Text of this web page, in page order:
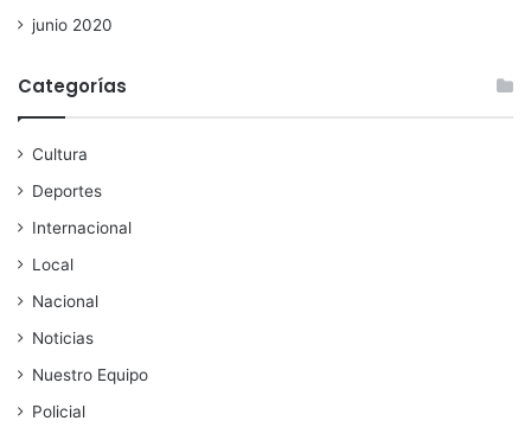
junio 2020
Categorías
Cultura
Deportes
Internacional
Local
Nacional
Noticias
Nuestro Equipo
Policial